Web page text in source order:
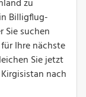
zu
Billigflug-
Sie suchen
Ihre nächste
Sie jetzt
nach